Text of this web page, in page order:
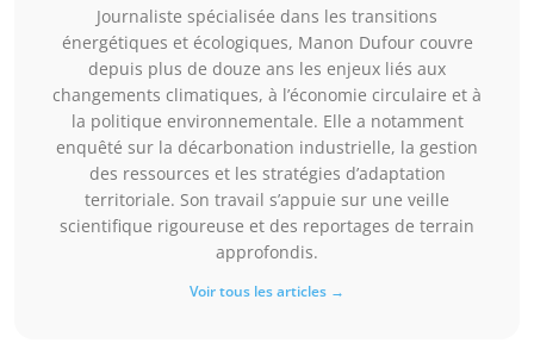
Journaliste spécialisée dans les transitions
énergétiques et écologiques, Manon Dufour couvre
depuis plus de douze ans les enjeux liés aux
changements climatiques, à l’économie circulaire et à
la politique environnementale. Elle a notamment
enquêté sur la décarbonation industrielle, la gestion
des ressources et les stratégies d’adaptation
territoriale. Son travail s’appuie sur une veille
scientifique rigoureuse et des reportages de terrain
approfondis.
Voir tous les articles →